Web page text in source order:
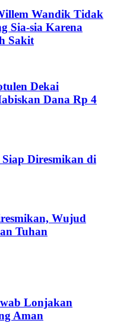
Wandik Tidak
Sia-sia Karena
Sakit
Dekai
Dana Rp 4
Diresmikan di
Wujud
Tuhan
Lonjakan
Aman